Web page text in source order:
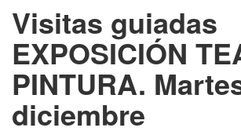
Visitas guiadas
EXPOSICIÓN
PINTURA.
diciembre